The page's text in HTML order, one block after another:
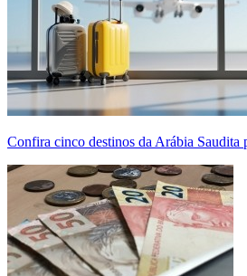
Confira cinco destinos da Arábia Saudita